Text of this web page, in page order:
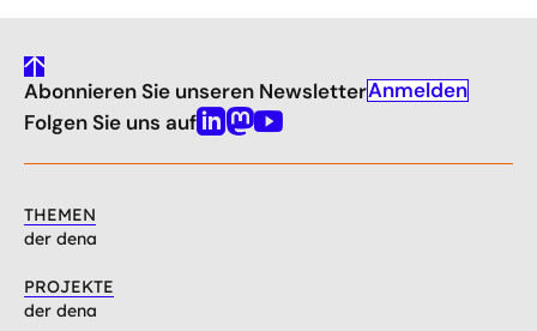
gehe
nach
oben
Abonnieren Sie unseren NewsletterAnmelden
Folgen Sie uns aufLinkedin
Mastodon
Youtube
THEMEN
der dena
PROJEKTE
der dena